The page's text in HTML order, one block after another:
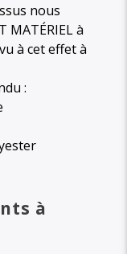
nous
MATÉRIEL à
à cet effet à
:
à